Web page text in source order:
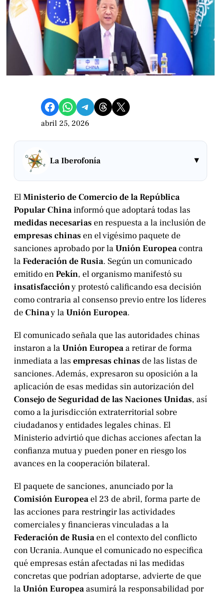
Compartir en Facebook Compartir en WhatsApp Compartir en Telegram Share on Threads Compartir en X
abril 25, 2026
La Iberofonía ▾
ElMinisterio de Comercio de la República
Popular Chinainformó que adoptará todas las
medidas necesarias en respuesta a la inclusión de
empresas chinas en el vigésimo paquete de
sanciones aprobado por laUnión Europea contra
laFederación de Rusia. Según un comunicado
emitido enPekín, el organismo manifestó su
insatisfaccióny protestó calificando esa decisión
como contraria al consenso previo entre los líderes
deChinay laUnión Europea.
El comunicado señala que las autoridades chinas
instaron a laUnión Europea a retirar de forma
inmediata a las empresas chinasde las listas de
sanciones. Además, expresaron su oposición a la
aplicación de esas medidas sin autorización del
Consejo de Seguridad de las Naciones Unidas, así
como a la jurisdicción extraterritorial sobre
ciudadanos y entidades legales chinas. El
Ministerio advirtió que dichas acciones afectan la
confianza mutua y pueden poner en riesgo los
avances en la cooperación bilateral.
El paquete de sanciones, anunciado por la
Comisión Europea el 23 de abril, forma parte de
las acciones para restringir las actividades
comerciales y financieras vinculadas a la
Federación de Rusia en el contexto del conflicto
con Ucrania. Aunque el comunicado no especifica
qué empresas están afectadas ni las medidas
concretas que podrían adoptarse, advierte de que
laUnión Europea asumirá la responsabilidad por